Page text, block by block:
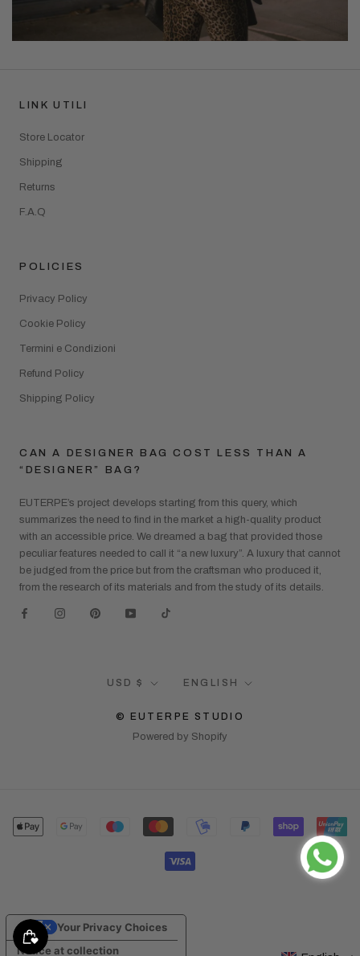
LINK UTILI
Store Locator
Shipping
Returns
F.A.Q
POLICIES
Privacy Policy
Cookie Policy
Termini e Condizioni
Refund Policy
Shipping Policy
CAN A DESIGNER BAG COST LESS THAN A
“DESIGNER” BAG?
EUTERPE’s project develops starting from this query, which
summarizes the need to find in the market a high-quality product
with an accessible price. We dreamed a bag that provided those
peculiar features needed to call it “a new luxury”. A luxury that cannot
be judged from the price but from the craftsman who produced it,
from the research of its materials and from the study of its details.
Currency
USD $ Language
ENGLISH
© EUTERPE STUDIO
Powered by Shopify
Notice at collection
Your Privacy Choices